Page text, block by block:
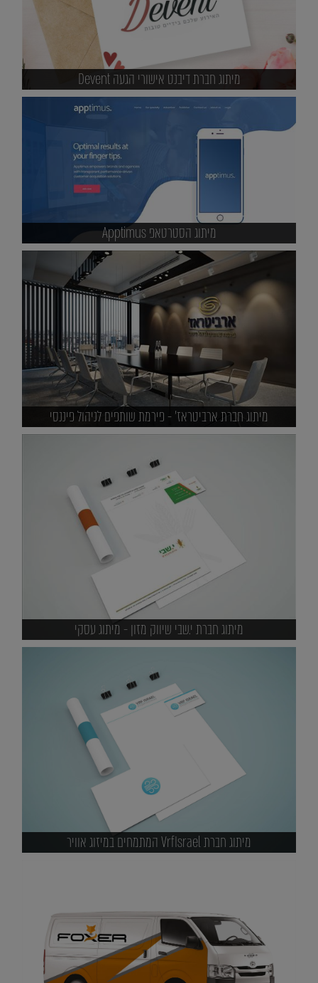
מיתוג חברת דיבנט אישורי הגעה Devent
מיתוג הסטרטאפ Apptimus
מיתוג חברת ארביטראז' - פירמת שותפים לניהול פיננסי
מיתוג חברת י.שבי שיווק מזון - מיתוג עסקי
מיתוג חברת VrfIsrael המתמחים במיזוג אוויר